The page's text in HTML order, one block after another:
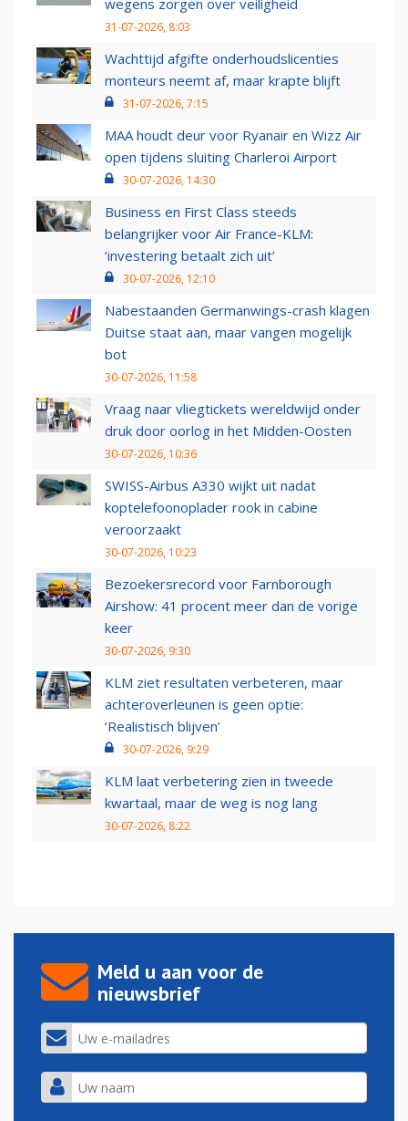
wegens zorgen over veiligheid
31-07-2026, 8:03
Wachttijd afgifte onderhoudslicenties
monteurs neemt af, maar krapte blijft
31-07-2026, 7:15
MAA houdt deur voor Ryanair en Wizz Air
open tijdens sluiting Charleroi Airport
30-07-2026, 14:30
Business en First Class steeds
belangrijker voor Air France-KLM:
‘investering betaalt zich uit’
30-07-2026, 12:10
Nabestaanden Germanwings-crash klagen
Duitse staat aan, maar vangen mogelijk
bot
30-07-2026, 11:58
Vraag naar vliegtickets wereldwijd onder
druk door oorlog in het Midden-Oosten
30-07-2026, 10:36
SWISS-Airbus A330 wijkt uit nadat
koptelefoonoplader rook in cabine
veroorzaakt
30-07-2026, 10:23
Bezoekersrecord voor Farnborough
Airshow: 41 procent meer dan de vorige
keer
30-07-2026, 9:30
KLM ziet resultaten verbeteren, maar
achteroverleunen is geen optie:
‘Realistisch blijven’
30-07-2026, 9:29
KLM laat verbetering zien in tweede
kwartaal, maar de weg is nog lang
30-07-2026, 8:22
Meld u aan voor de
nieuwsbrief